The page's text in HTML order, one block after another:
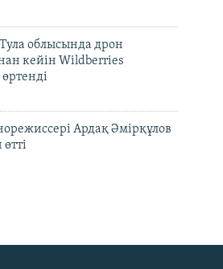
облысында дрон
кейін Wildberries
Ардақ Әмірқұлов